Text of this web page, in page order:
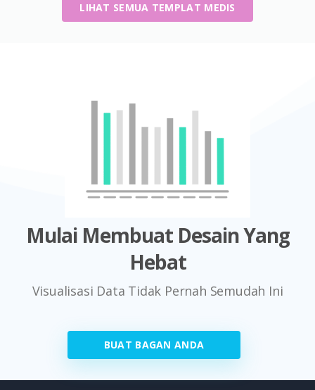
LIHAT SEMUA TEMPLAT MEDIS
Mulai Membuat Desain Yang
Hebat
Visualisasi Data Tidak Pernah Semudah Ini
BUAT BAGAN ANDA